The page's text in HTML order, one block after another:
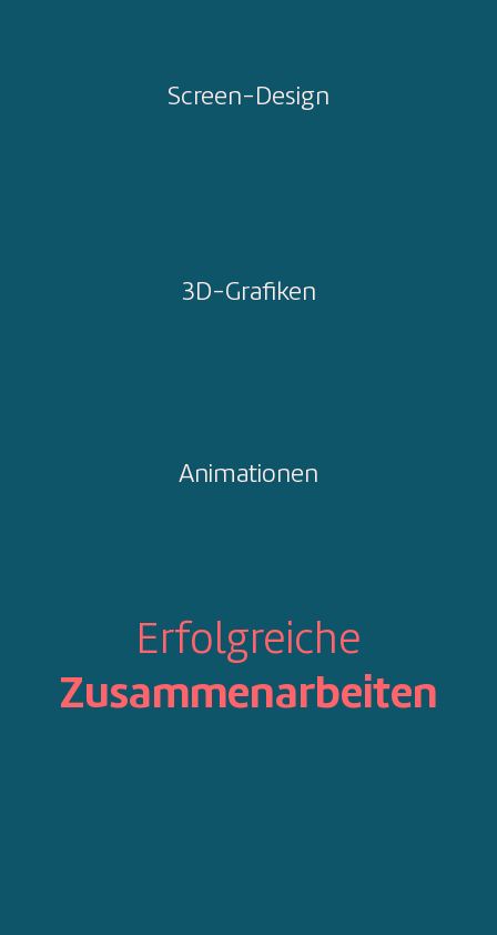
Screen-Design
3D-Grafiken
Animationen
Erfolgreiche
Zusammenarbeiten